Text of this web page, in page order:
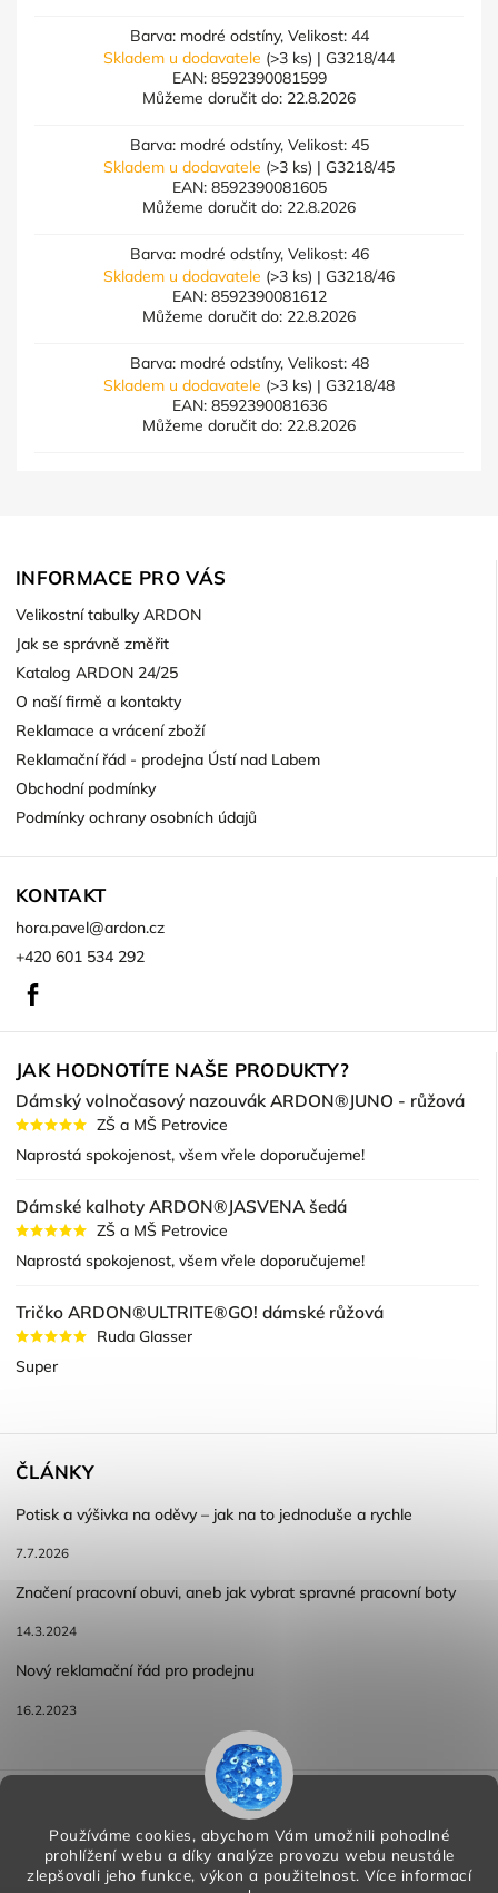
Používáme cookies, abychom Vám umožnili pohodlné
prohlížení webu a díky analýze provozu webu neustále
zlepšovali jeho funkce, výkon a použitelnost. Více informací
Barva: modré odstíny, Velikost: 44
Skladem u dodavatele (>3 ks) | G3218/44
EAN: 8592390081599
Můžeme doručit do: 22.8.2026
Barva: modré odstíny, Velikost: 45
Skladem u dodavatele (>3 ks) | G3218/45
EAN: 8592390081605
Můžeme doručit do: 22.8.2026
Barva: modré odstíny, Velikost: 46
Skladem u dodavatele (>3 ks) | G3218/46
EAN: 8592390081612
Můžeme doručit do: 22.8.2026
Barva: modré odstíny, Velikost: 48
Skladem u dodavatele (>3 ks) | G3218/48
EAN: 8592390081636
Můžeme doručit do: 22.8.2026
INFORMACE PRO VÁS
Velikostní tabulky ARDON
Jak se správně změřit
Katalog ARDON 24/25
O naší firmě a kontakty
Reklamace a vrácení zboží
Reklamační řád - prodejna Ústí nad Labem
Obchodní podmínky
Podmínky ochrany osobních údajů
KONTAKT
hora.pavel@ardon.cz
+420 601 534 292
JAK HODNOTÍTE NAŠE PRODUKTY?
Dámský volnočasový nazouvák ARDON®JUNO - růžová
ZŠ a MŠ Petrovice
Naprostá spokojenost, všem vřele doporučujeme!
Dámské kalhoty ARDON®JASVENA šedá
ZŠ a MŠ Petrovice
Naprostá spokojenost, všem vřele doporučujeme!
Tričko ARDON®ULTRITE®GO! dámské růžová
Ruda Glasser
Super
ČLÁNKY
Potisk a výšivka na oděvy – jak na to jednoduše a rychle
7.7.2026
Značení pracovní obuvi, aneb jak vybrat spravné pracovní boty
14.3.2024
Nový reklamační řád pro prodejnu
16.2.2023
Reklamace a vracení zboží
Podmínky ochrany osobních údajů